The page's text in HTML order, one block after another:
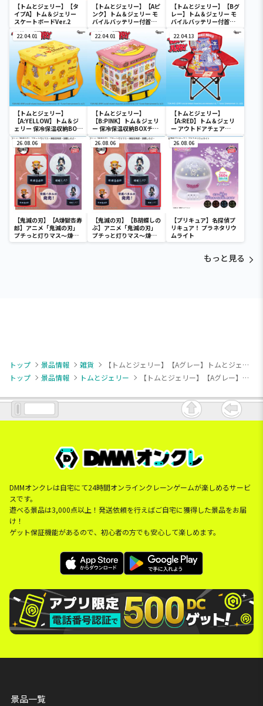
【トムとジェリー】【タ
イプA】トム＆ジェリー
スケートボードVer.2
【トムとジェリー】【Aピ
ンク】トム＆ジェリー モ
バイルバッテリー付首か
【トムとジェリー】【Bグ
レー】トム＆ジェリー モ
バイルバッテリー付首か
22.04.01
【トムとジェリー】
【A:YELLOW】トム＆ジ
ェリー 保冷保温収納BOX
チェア
22.04.01
【トムとジェリー】
【B:PINK】トム＆ジェリ
ー 保冷保温収納BOXチェ
ア
22.04.13
【トムとジェリー】
【A:RED】トム＆ジェリ
ー アウトドアチェア
Ver.3
26.08.06
【鬼滅の刃】【A煉獄杏寿
郎】アニメ「鬼滅の刃」
プチっと灯りマス～煉獄
杏寿郎・胡蝶しのぶ～
26.08.06
【鬼滅の刃】【B胡蝶しの
ぶ】アニメ「鬼滅の刃」
プチっと灯りマス～煉獄
杏寿郎・胡蝶しのぶ～
26.08.06
【プリキュア】名探偵プ
リキュア！ プラネタリウ
ムライト
もっと見る
トップ 景品情報 雑貨
【トムとジェリー】【Aグレー】トムとジェリー スウェットパーカー
トップ
景品情報 トムとジェリー 【トムとジェリー】【Aグレー】トムとジェリー スウェットパーカー
DMMオンクレは自宅にて24時間オンラインクレーンゲームが楽しめるサービ
スです。
遊べる景品は3,000点以上！発送依頼を行えばご自宅に獲得した景品をお届
け！
ゲット保証機能があるので、初心者の方でも安心して楽しめます。
景品一覧